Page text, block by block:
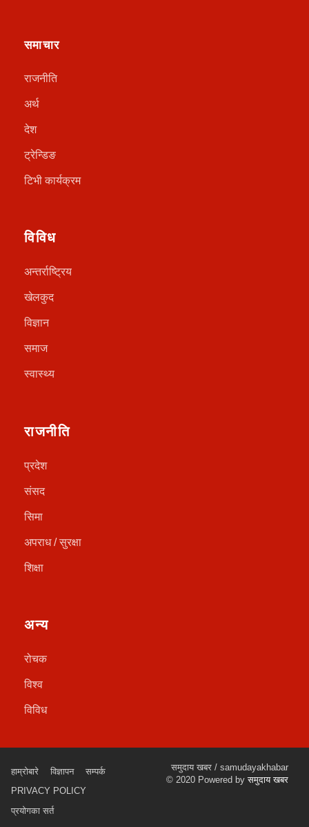
समाचार
राजनीति
अर्थ
देश
ट्रेन्डिङ
टिभी कार्यक्रम
विविध
अन्तर्राष्ट्रिय
खेलकुद
विज्ञान
समाज
स्वास्थ्य
राजनीति
प्रदेश
संसद
सिमा
अपराध / सुरक्षा
शिक्षा
अन्य
रोचक
विश्व
विविध
हाम्रोबारे विज्ञापन
सम्पर्क
PRIVACY POLICY
प्रयोगका सर्त
समुदाय खबर / samudayakhabar
© 2020 Powered byसमुदाय खबर